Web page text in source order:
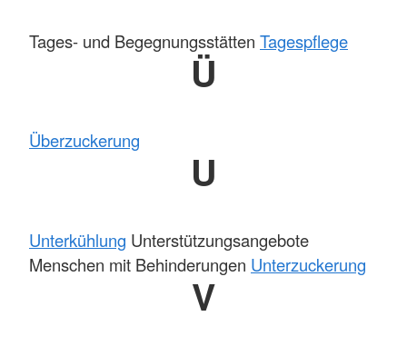
Tages- und Begegnungsstätten Tagespflege
Ü
Überzuckerung
U
Unterkühlung Unterstützungsangebote
Menschen mit Behinderungen Unterzuckerung
V